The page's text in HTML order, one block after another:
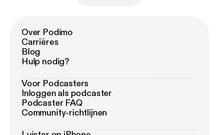
Over Podimo
Carrières
Blog
Hulp nodig?
Voor Podcasters
Inloggen als podcaster
Podcaster FAQ
Community-richtlijnen